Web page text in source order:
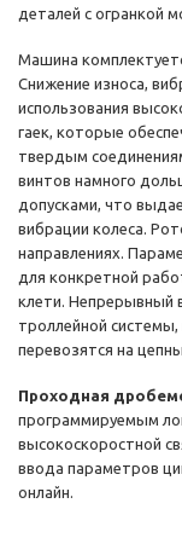
деталей с огранкой
Машина
Снижение износа,
использования
гаек, которые
твердым
винтов намного
допусками, что
вибрации колеса.
направлениях.
для конкретной
клети. Непрерывный
троллейной
перевозятся на
Проходная
программируемым
высокоскоростной
ввода параметров
онлайн.